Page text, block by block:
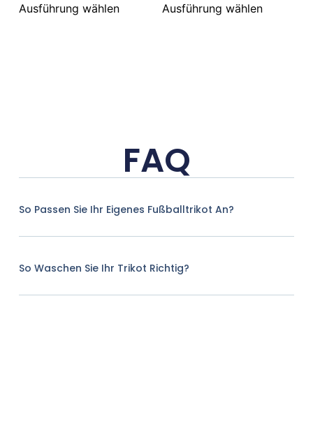
Ausführung wählen Ausführung wählen
FAQ
So Passen Sie Ihr Eigenes Fußballtrikot An?
So Waschen Sie Ihr Trikot Richtig?